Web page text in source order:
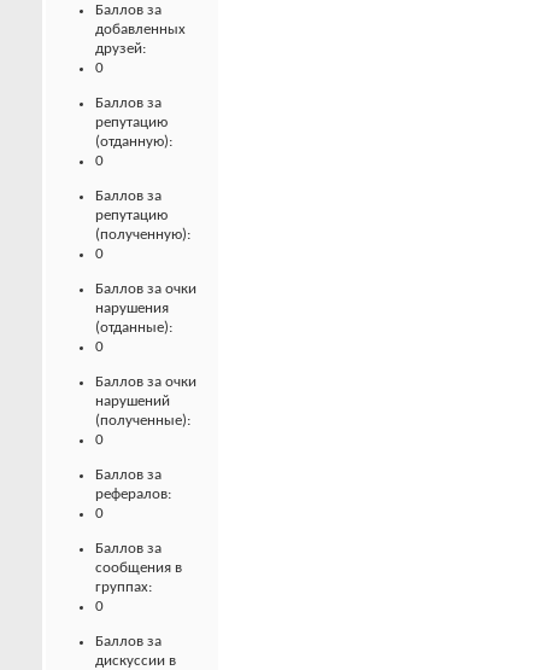
Баллов за
добавленных
друзей:
0
Баллов за
репутацию
(отданную):
0
Баллов за
репутацию
(полученную):
0
Баллов за очки
нарушения
(отданные):
0
Баллов за очки
нарушений
(полученные):
0
Баллов за
рефералов:
0
Баллов за
сообщения в
группах:
0
Баллов за
дискуссии в